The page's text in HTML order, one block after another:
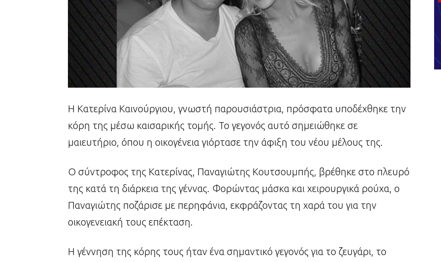
Η Κατερίνα Καινούργιου, γνωστή παρουσιάστρια, πρόσφατα υποδέχθηκε την
κόρη της μέσω καισαρικής τομής. Το γεγονός αυτό σημειώθηκε σε
μαιευτήριο, όπου η οικογένεια γιόρτασε την άφιξη του νέου μέλους της.
Ο σύντροφος της Κατερίνας, Παναγιώτης Κουτσουμπής, βρέθηκε στο πλευρό
της κατά τη διάρκεια της γέννας. Φορώντας μάσκα και χειρουργικά ρούχα, ο
Παναγιώτης ποζάρισε με περηφάνια, εκφράζοντας τη χαρά του για την
οικογενειακή τους επέκταση.
Η γέννηση της κόρης τους ήταν ένα σημαντικό γεγονός για το ζευγάρι, το